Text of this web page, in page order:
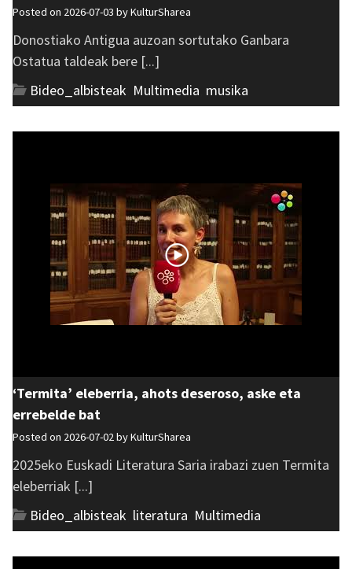
Posted on 2026-07-03 byKulturSharea
Donostiako Antigua auzoan sortutako Ganbara
Ostatua taldeak bere [...]
Bideo_albisteak Multimedia musika
‘Termita’ eleberria, ahots deseroso, aske eta
errebelde bat
Posted on 2026-07-02 byKulturSharea
2025eko Euskadi Literatura Saria irabazi zuen Termita
eleberriak [...]
Bideo_albisteak literatura Multimedia